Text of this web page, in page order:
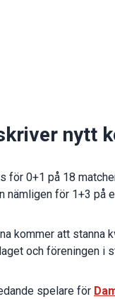
nytt
för 0+1 på 18
nämligen för 1+3 på
kommer att stanna
och föreningen i
spelare för